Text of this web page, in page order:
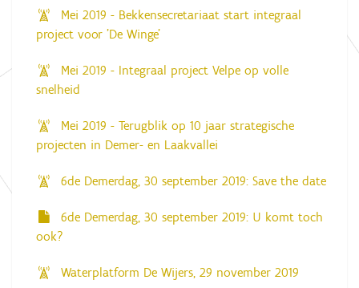
Mei 2019 - Bekkensecretariaat start integraal
project voor 'De Winge'
Mei 2019 - Integraal project Velpe op volle
snelheid
Mei 2019 - Terugblik op 10 jaar strategische
projecten in Demer- en Laakvallei
6de Demerdag, 30 september 2019: Save the date
6de Demerdag, 30 september 2019: U komt toch
ook?
Waterplatform De Wijers, 29 november 2019